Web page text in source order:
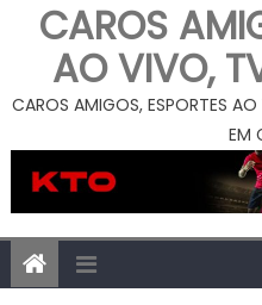
CAROS
AO VIVO,
CAROS AMIGOS, ESPORTES
EM